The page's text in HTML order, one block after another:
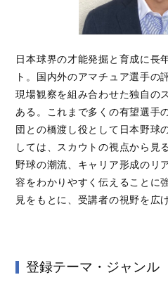
日本球界の才能発掘と育成に長
ト。国内外のアマチュア選手の
現場観察を組み合わせた独自の
ある。これまで多くの有望選手
団との橋渡し役として日本野球
しては、スカウトの視点から見
野球の潮流、キャリア形成のリ
容をわかりやすく伝えることに
見をもとに、受講者の視野を広
登録テーマ・ジャンル